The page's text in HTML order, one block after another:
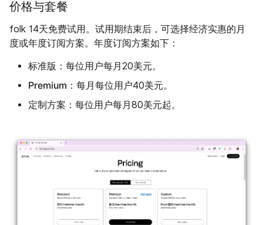
价格与套餐
folk 14天免费试用。试用期结束后，可选择经济实惠的月
度或年度订阅方案。年度订阅方案如下：
标准版： 每位用户每月20美元。
Premium： 每月每位用户40美元。
定制方案： 每位用户每月80美元起。